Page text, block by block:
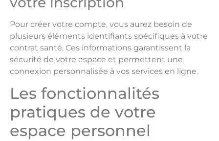
Pour créer votre compte, vous aurez besoin de
plusieurs éléments identifiants spécifiques à votre
contrat santé. Ces informations garantissent la
sécurité de votre espace et permettent une
connexion personnalisée à vos services en ligne.
Les fonctionnalités
pratiques de votre
espace personnel